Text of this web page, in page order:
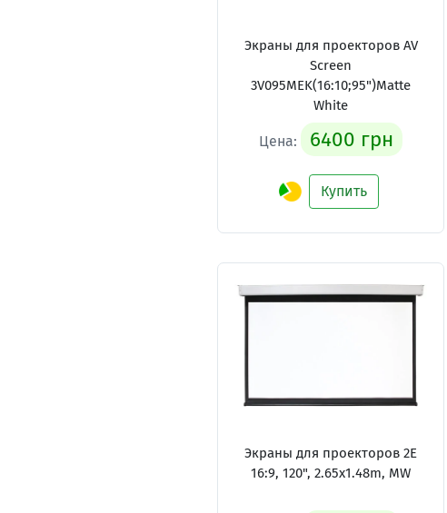
Экраны для проекторов AV
Screen
3V095MEK(16:10;95")Matte
White
Цена: 6400 грн
Купить
Экраны для проекторов 2E
16:9, 120", 2.65x1.48m, MW